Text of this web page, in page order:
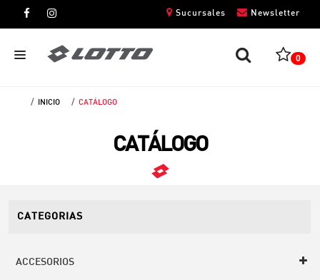
Newsletter
Sucursales
0
INICIO CATÁLOGO
CATÁLOGO
CATEGORIAS
ACCESORIOS